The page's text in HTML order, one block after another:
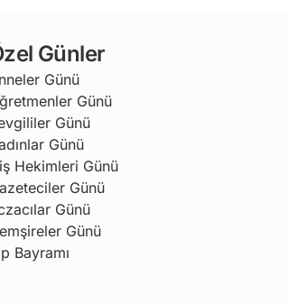
Günler
Günü
Günü
Günü
Günü
Hekimleri Günü
Günü
Günü
Günü
Bayramı